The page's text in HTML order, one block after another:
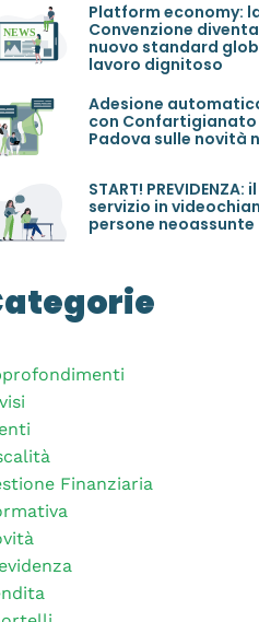
Platform economy:
Convenzione
nuovo standard
lavoro dignitoso
Adesione
con Confartigianato
Padova sulle novità
START! PREVIDENZA:
servizio in
persone neoassunte
Finanziaria